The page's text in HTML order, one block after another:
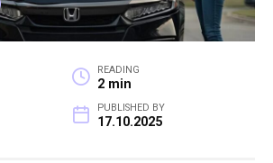
READING
2 min
PUBLISHED BY
17.10.2025